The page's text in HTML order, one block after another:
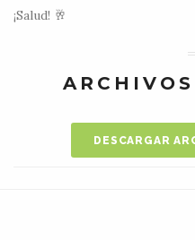
¡Salud! 🥂
DESCARGAR